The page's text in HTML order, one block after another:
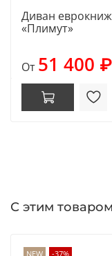
Диван
«Плимут»
От 51 400 ₽
С этим
NEW -37%